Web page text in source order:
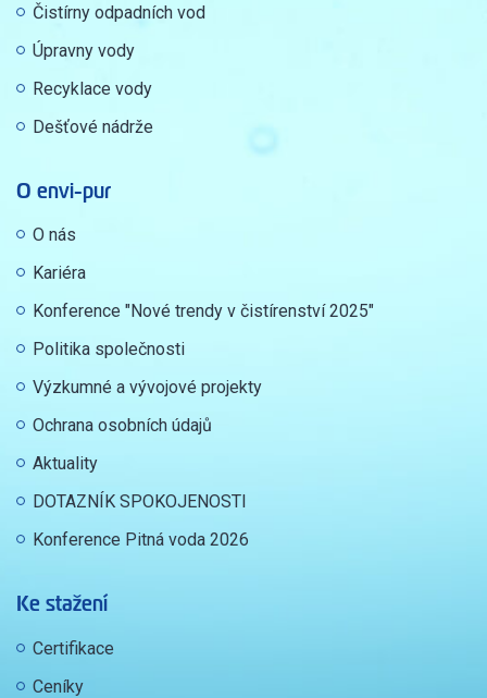
Čistírny odpadních vod
Úpravny vody
Recyklace vody
Dešťové nádrže
O envi-pur
O nás
Kariéra
Konference "Nové trendy v čistírenství 2025"
Politika společnosti
Výzkumné a vývojové projekty
Ochrana osobních údajů
Aktuality
DOTAZNÍK SPOKOJENOSTI
Konference Pitná voda 2026
Ke stažení
Certifikace
Ceníky